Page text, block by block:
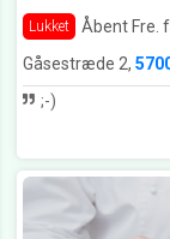
Lukket Åbent Fre.
Gåsestræde 2,
;-)